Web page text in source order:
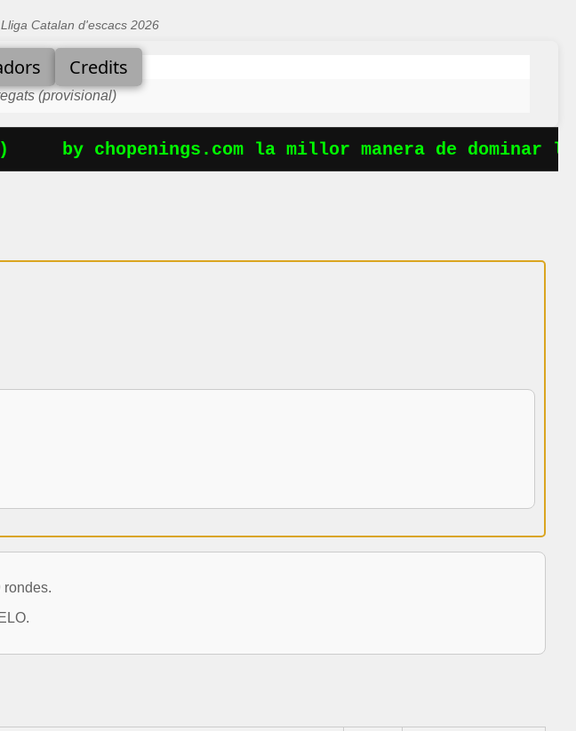
Catalan d'escacs 2026
Credits
(provisional)
by chopenings.com la millor manera de dominar
rondes.